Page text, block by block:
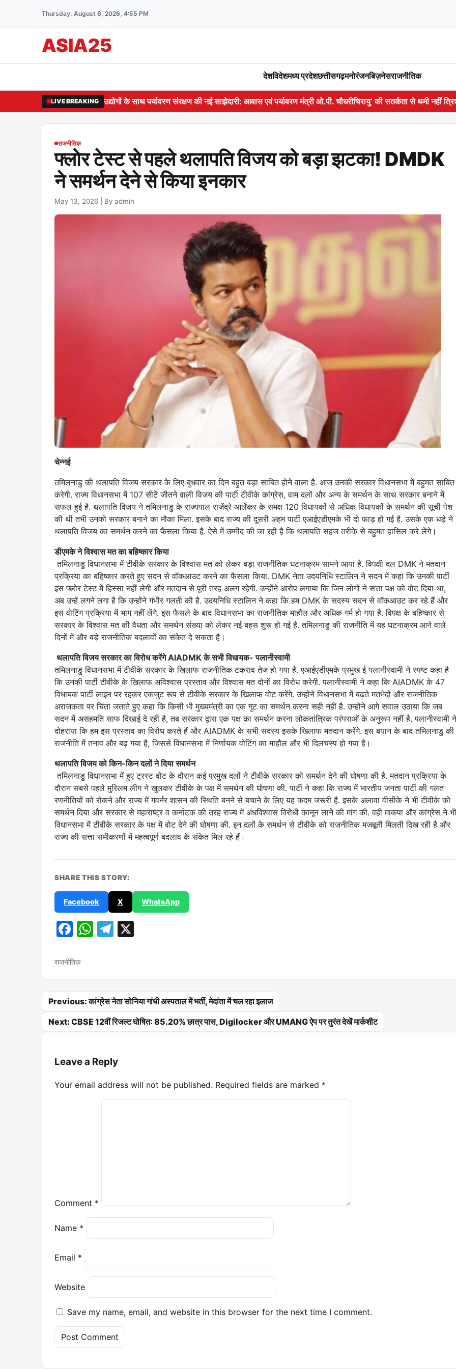
Thursday, August 6, 2026, 4:55 PM
ASIA25
देशविदेशमध्य प्रदेशछत्तीसगढ़मनोरंजनबिज़नेसराजनीतिक
LIVE BREAKING उद्योगों के साथ पर्यावरण संरक्षण की नई साझेदारी: आवास एवं पर्यावरण मंत्री ओ.पी. चौधरीचिरायु’ की सतर्कता से थमी नहीं
राजनीतिक
फ्लोर टेस्ट से पहले थलापति विजय को बड़ा झटका! DMDK
ने समर्थन देने से किया इनकार
May 13, 2026 By admin
चेन्नई
तमिलनाडु की थलापति विजय सरकार के लिए बुधवार का दिन बहुत बड़ा साबित होने वाला है. आज उनकी सरकार विधानसभा में बहुमत साबित
करेगी. राज्य विधानसभा में 107 सीटें जीतने वाली विजय की पार्टी टीवीके कांग्रेस, वाम दलों और अन्य के समर्थन के साथ सरकार बनाने में
सफल हुई है. थलापति विजय ने तमिलनाडु के राज्यपाल राजेंद्रे आर्लेकर के समक्ष 120 विधायकों से अधिक विधायकों के समर्थन की सूची पेश
की थी तभी उनको सरकार बनाने का मौका मिला. इसके बाद राज्य की दूसरी अहम पार्टी एआईएडीएमके भी दो फाड़ हो गई है. उसके एक धड़े ने
थलापति विजय का समर्थन करने का फैसला किया है. ऐसे में उम्मीद की जा रही है कि थलापति सहज तरीके से बहुमत हासिल करे लेंगे।
डीएमके ने विश्वास मत का बहिष्कार किया
तमिलनाडु विधानसभा में टीवीके सरकार के विश्वास मत को लेकर बड़ा राजनीतिक घटनाक्रम सामने आया है. विपक्षी दल DMK ने मतदान
प्रक्रिया का बहिष्कार करते हुए सदन से वॉकआउट करने का फैसला किया. DMK नेता उदयनिधि स्टालिन ने सदन में कहा कि उनकी पार्टी
इस फ्लोर टेस्ट में हिस्सा नहीं लेगी और मतदान से पूरी तरह अलग रहेगी. उन्होंने आरोप लगाया कि जिन लोगों ने सत्ता पक्ष को वोट दिया था,
अब उन्हें लगने लगा है कि उन्होंने गंभीर गलती की है. उदयनिधि स्टालिन ने कहा कि हम DMK के सदस्य सदन से वॉकआउट कर रहे हैं और
इस वोटिंग प्रक्रिया में भाग नहीं लेंगे. इस फैसले के बाद विधानसभा का राजनीतिक माहौल और अधिक गर्म हो गया है. विपक्ष के बहिष्कार से
सरकार के विश्वास मत की वैधता और समर्थन संख्या को लेकर नई बहस शुरू हो गई है. तमिलनाडु की राजनीति में यह घटनाक्रम आने वाले
दिनों में और बड़े राजनीतिक बदलावों का संकेत दे सकता है।
थलापति विजय सरकार का विरोध करेंगे AIADMK के सभी विधायक- पलानीस्वामी
तमिलनाडु विधानसभा में टीवीके सरकार के खिलाफ राजनीतिक टकराव तेज हो गया है. एआईएडीएमके प्रमुख ई पलानीस्वामी ने स्पष्ट कहा है
कि उनकी पार्टी टीवीके के खिलाफ अविश्वास प्रस्ताव और विश्वास मत दोनों का विरोध करेगी. पलानीस्वामी ने कहा कि AIADMK के 47
विधायक पार्टी लाइन पर रहकर एकजुट रूप से टीवीके सरकार के खिलाफ वोट करेंगे. उन्होंने विधानसभा में बढ़ते मतभेदों और राजनीतिक
अराजकता पर चिंता जताते हुए कहा कि किसी भी मुख्यमंत्री का एक गुट का समर्थन करना सही नहीं है. उन्होंने आगे सवाल उठाया कि जब
सदन में असहमति साफ दिखाई दे रही है, तब सरकार द्वारा एक पक्ष का समर्थन करना लोकतांत्रिक परंपराओं के अनुरूप नहीं है. पलानीस्वामी ने
दोहराया कि हम इस प्रस्ताव का विरोध करते हैं और AIADMK के सभी सदस्य इसके खिलाफ मतदान करेंगे. इस बयान के बाद तमिलनाडु की
राजनीति में तनाव और बढ़ गया है, जिससे विधानसभा में निर्णायक वोटिंग का माहौल और भी दिलचस्प हो गया है।
थलापति विजय को किन-किन दलों ने दिया समर्थन
तमिलनाडु विधानसभा में हुए ट्रस्ट वोट के दौरान कई प्रमुख दलों ने टीवीके सरकार को समर्थन देने की घोषणा की है. मतदान प्रक्रिया के
दौरान सबसे पहले मुस्लिम लीग ने खुलकर टीवीके के पक्ष में समर्थन की घोषणा की. पार्टी ने कहा कि राज्य में भारतीय जनता पार्टी की गलत
रणनीतियों को रोकने और राज्य में गवर्नर शासन की स्थिति बनने से बचाने के लिए यह कदम जरूरी है. इसके अलावा वीसीके ने भी टीवीके को
समर्थन दिया और सरकार से महाराष्ट्र व कर्नाटक की तरह राज्य में अंधविश्वास विरोधी कानून लाने की मांग की. वहीं माकपा और कांग्रेस ने भी
विधानसभा में टीवीके सरकार के पक्ष में वोट देने की घोषणा की. इन दलों के समर्थन से टीवीके को राजनीतिक मजबूती मिलती दिख रही है और
राज्य की सत्ता समीकरणों में महत्वपूर्ण बदलाव के संकेत मिल रहे हैं।
SHARE THIS STORY:
Facebook X WhatsApp
Facebook
WhatsApp
Telegram
राजनीतिक
Post navigation
Previous: कांग्रेस नेता सोनिया गांधी अस्पताल में भर्ती, मेदांता में चल रहा इलाज
Next: CBSE 12वीं रिजल्ट घोषित: 85.20% छात्र पास, Digilocker और UMANG ऐप पर तुरंत देखें मार्कशीट
Leave a Reply
Your email address will not be published. Required fields are marked *
Comment *
Name *
Email *
Website
Save my name, email, and website in this browser for the next time I comment.